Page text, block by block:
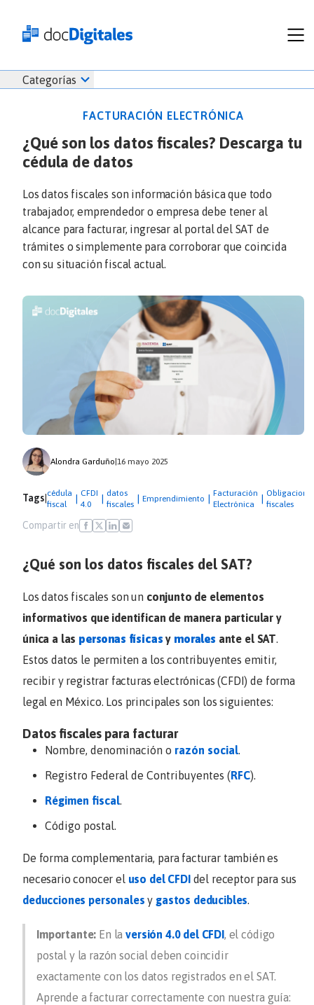
Empresas
Prueba Gratis
Iniciar Sesión
Ventas 686 520 0479
Iniciar
sesión
Línea
docDigitales
Categorías
Inicio
Nómina
Emprendimiento
Noticias
Comunicados
FACTURACIÓN ELECTRÓNICA
¿Qué son los datos fiscales? Descarga tu
cédula de datos
Los datos fiscales son información básica que todo
trabajador, emprendedor o empresa debe tener al
alcance para facturar, ingresar al portal del SAT de
trámites o simplemente para corroborar que coincida
con su situación fiscal actual.
Alondra Garduño 16 mayo 2025
Tags cédula
fiscal
CFDI
4.0
datos
fiscales
Emprendimiento
Facturación
Electrónica
fiscales
Compartir en
¿Qué son los datos fiscales del SAT?
Los datos fiscales son un conjunto de elementos
informativos que identifican de manera particular y
única a las personas físicas y morales ante el SAT.
Estos datos le permiten a los contribuyentes emitir,
recibir y registrar facturas electrónicas (CFDI) de forma
legal en México. Los principales son los siguientes:
Datos fiscales para facturar
Nombre, denominación o razón social
Registro Federal de Contribuyentes (RFC).
Régimen fiscal
Código postal.
De forma complementaria, para facturar también es
necesario conocer el uso del CFDIdel receptor para sus
deducciones personales y gastos deducibles.
Importante: En laversión 4.0 del CFDI, el código
postal y la razón social deben coincidir
exactamente con los datos registrados en el SAT.
Aprende a facturar correctamente con nuestra guía: